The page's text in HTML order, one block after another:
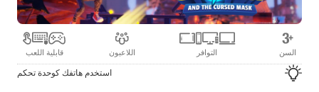
السن التوافر اللاعبون قابلية اللعب
استخدم هاتفك كوحدة تحكم